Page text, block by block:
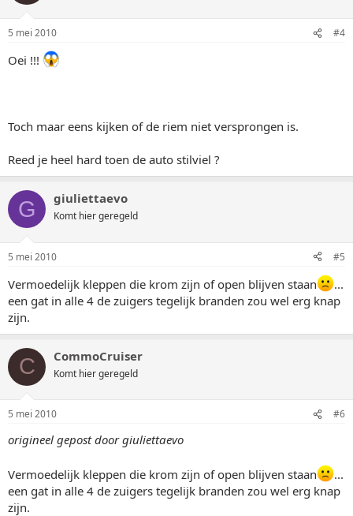
5 mei 2010 #4
Oei !!!
Toch maar eens kijken of de riem niet versprongen is.
Reed je heel hard toen de auto stilviel ?
G giuliettaevo
Komt hier geregeld
5 mei 2010 #5
Vermoedelijk kleppen die krom zijn of open blijven staan
...
een gat in alle 4 de zuigers tegelijk branden zou wel erg knap
zijn.
C CommoCruiser
Komt hier geregeld
5 mei 2010 #6
origineel gepost door giuliettaevo
Vermoedelijk kleppen die krom zijn of open blijven staan
...
een gat in alle 4 de zuigers tegelijk branden zou wel erg knap
zijn.